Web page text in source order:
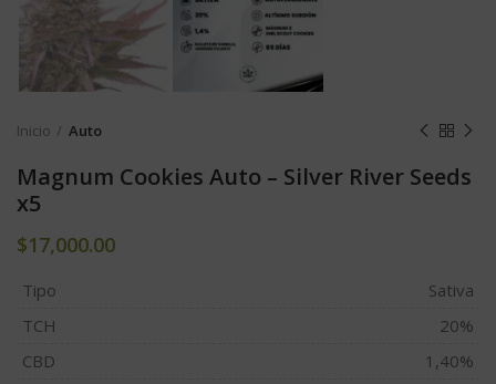
Inicio Auto
Magnum Cookies Auto – Silver River Seeds
x5
$17,000.00
Tipo
Sativa
TCH
20%
CBD
1,40%